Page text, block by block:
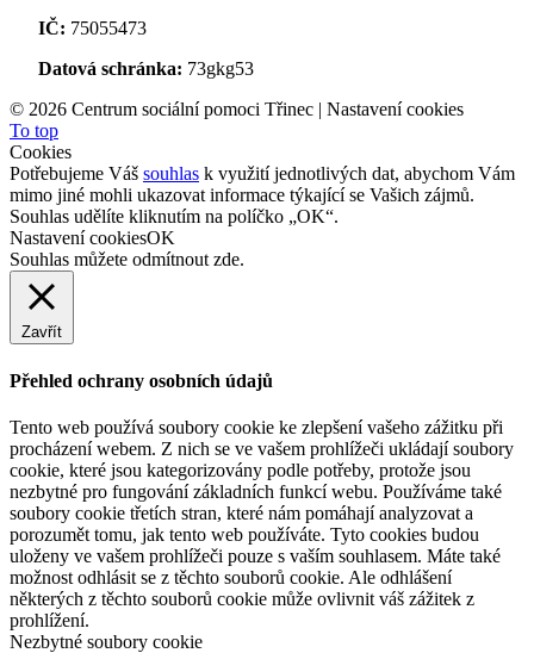
IČ: 75055473
Datová schránka: 73gkg53
© 2026 Centrum sociální pomoci Třinec | Nastavení cookies
To top
Cookies
Potřebujeme Váš souhlas k využití jednotlivých dat, abychom Vám
mimo jiné mohli ukazovat informace týkající se Vašich zájmů.
Souhlas udělíte kliknutím na políčko „OK“.
Nastavení cookiesOK
Souhlas můžete odmítnout zde.
Zavřít
Přehled ochrany osobních údajů
Tento web používá soubory cookie ke zlepšení vašeho zážitku při
procházení webem. Z nich se ve vašem prohlížeči ukládají soubory
cookie, které jsou kategorizovány podle potřeby, protože jsou
nezbytné pro fungování základních funkcí webu. Používáme také
soubory cookie třetích stran, které nám pomáhají analyzovat a
porozumět tomu, jak tento web používáte. Tyto cookies budou
uloženy ve vašem prohlížeči pouze s vaším souhlasem. Máte také
možnost odhlásit se z těchto souborů cookie. Ale odhlášení
některých z těchto souborů cookie může ovlivnit váš zážitek z
prohlížení.
Nezbytné soubory cookie